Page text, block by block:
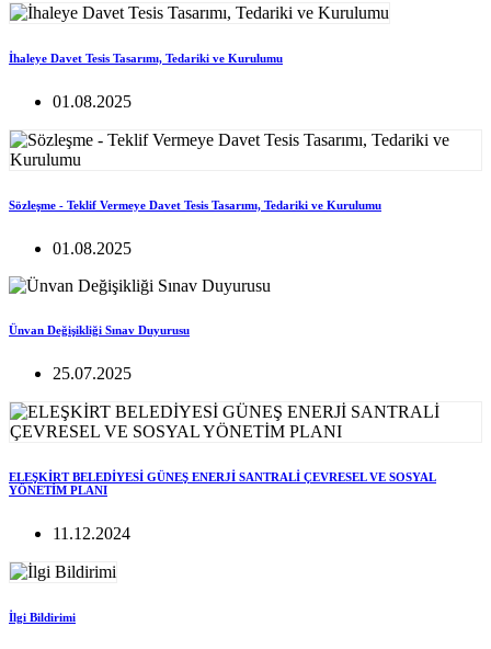
İhaleye Davet Tesis Tasarımı, Tedariki ve Kurulumu
01.08.2025
Sözleşme - Teklif Vermeye Davet Tesis Tasarımı, Tedariki ve Kurulumu
01.08.2025
Ünvan Değişikliği Sınav Duyurusu
25.07.2025
ELEŞKİRT BELEDİYESİ GÜNEŞ ENERJİ SANTRALİ ÇEVRESEL VE SOSYAL
YÖNETİM PLANI
11.12.2024
İlgi Bildirimi